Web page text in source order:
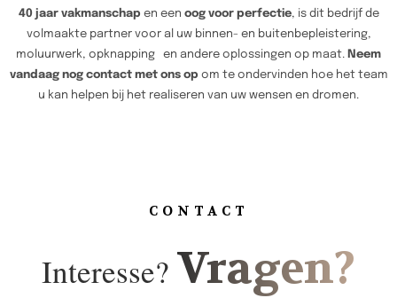
40 jaar vakmanschap en een oog voor perfectie, is dit bedrijf de
volmaakte partner voor al uw binnen- en buitenbepleistering,
moluurwerk, opknapping en andere oplossingen op maat. Neem
vandaag nog contact met ons op om te ondervinden hoe het team
u kan helpen bij het realiseren van uw wensen en dromen.
CONTACT
Interesse? Vragen?